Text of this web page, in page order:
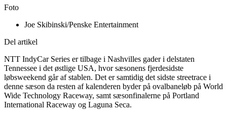
Foto
Joe Skibinski/Penske Entertainment
Del artikel
NTT IndyCar Series er tilbage i Nashvilles gader i delstaten
Tennessee i det østlige USA, hvor sæsonens fjerdesidste
løbsweekend går af stablen. Det er samtidig det sidste streetrace i
denne sæson da resten af kalenderen byder på ovalbaneløb på World
Wide Technology Raceway, samt sæsonfinalerne på Portland
International Raceway og Laguna Seca.